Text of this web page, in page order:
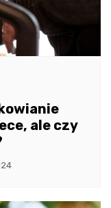
ale czy